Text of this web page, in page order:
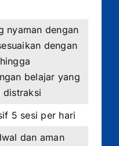
nyaman dengan
dengan
belajar yang
distraksi
5 sesi per hari
dan aman